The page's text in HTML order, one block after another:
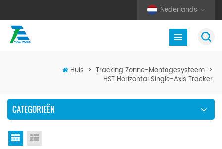
Nederlands
Huis > Tracking Zonne-Montagesysteem >
HST Horizontal Single-Axis Tracker
CATEGORIEËN
Rasterweergave